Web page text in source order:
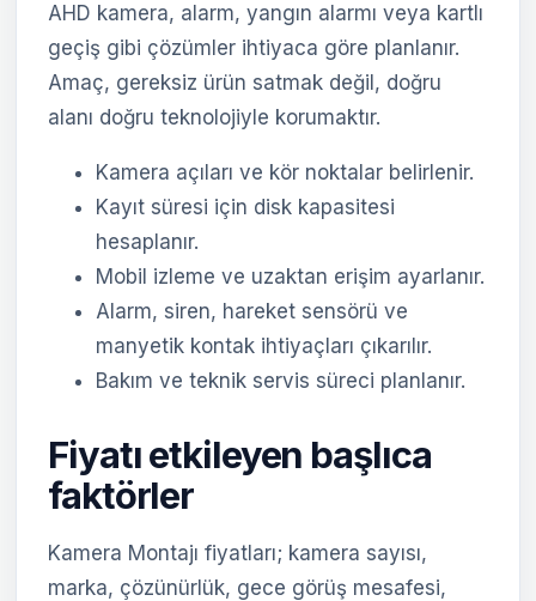
AHD kamera, alarm, yangın alarmı veya kartlı
geçiş gibi çözümler ihtiyaca göre planlanır.
Amaç, gereksiz ürün satmak değil, doğru
alanı doğru teknolojiyle korumaktır.
Kamera açıları ve kör noktalar belirlenir.
Kayıt süresi için disk kapasitesi
hesaplanır.
Mobil izleme ve uzaktan erişim ayarlanır.
Alarm, siren, hareket sensörü ve
manyetik kontak ihtiyaçları çıkarılır.
Bakım ve teknik servis süreci planlanır.
Fiyatı etkileyen başlıca
faktörler
Kamera Montajı fiyatları; kamera sayısı,
marka, çözünürlük, gece görüş mesafesi,